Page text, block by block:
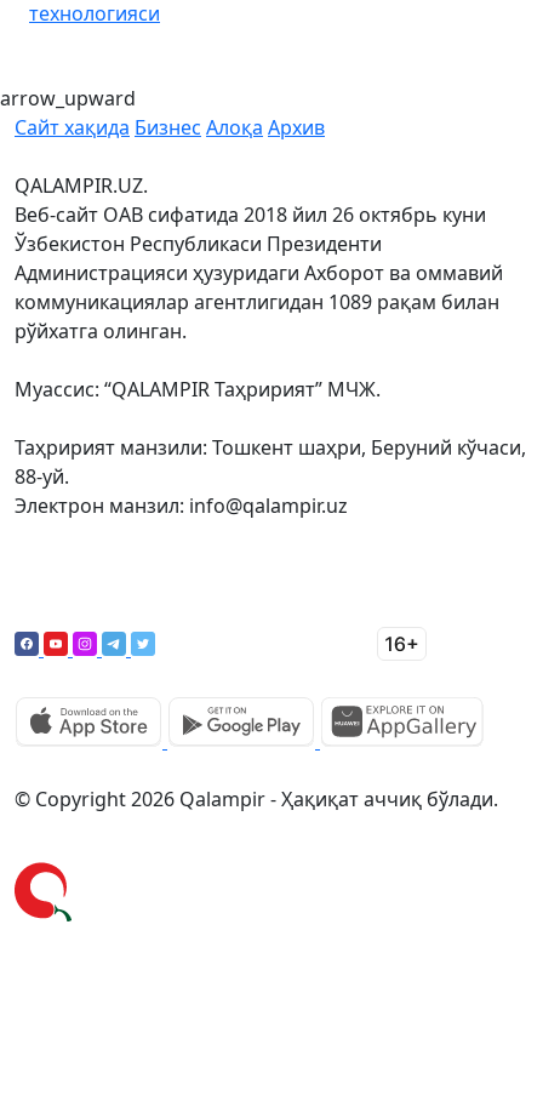
технологияси
arrow_upward
Сайт хақида Бизнес Алоқа Архив
QALAMPIR.UZ.
Веб-сайт ОАВ сифатида 2018 йил 26 октябрь куни
Ўзбекистон Республикаси Президенти
Администрацияси ҳузуридаги Ахборот ва оммавий
коммуникациялар агентлигидан 1089 рақам билан
рўйхатга олинган.
Муассис: “QALAMPIR Таҳририят” МЧЖ.
Таҳририят манзили: Тошкент шаҳри, Беруний кўчаси,
88-уй.
Электрон манзил: info@qalampir.uz
© Copyright 2026 Qalampir - Ҳақиқат аччиқ бўлади.